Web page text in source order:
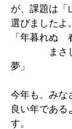
が、課題は「
選びましたよ。
「年暮れぬ
まさしく
夢」
今年も、みな
良い年である
す。